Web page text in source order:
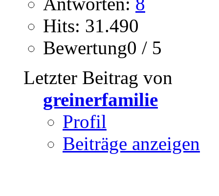
Hits: 31.490
Bewertung0 / 5
Letzter Beitrag von
greinerfamilie
Profil
Beiträge anzeigen